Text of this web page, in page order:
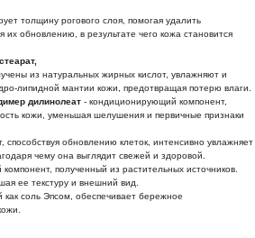
толщину рогового слоя, помогая удалить
их обновлению, в результате чего кожа становится
из натуральных жирных кислот, увлажняют и
липидной мантии кожи, предотвращая потерю влаги.
дилинолеат - кондиционирующий компонент,
кожи, уменьшая шелушения и первичные признаки
способствуя обновлению клеток, интенсивно увлажняет
чему она выглядит свежей и здоровой.
полученный из растительных источников.
ее текстуру и внешний вид.
как соль Эпсом, обеспечивает бережное